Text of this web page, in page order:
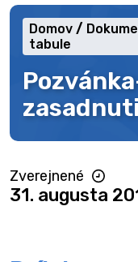
Domov
tabule
Zverejnené
31. augusta